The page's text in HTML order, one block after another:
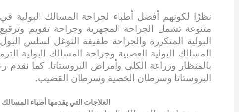
نظرًا لكونهم أفضل أطباء لجراحة المسالك البولية
متنوعة تشمل الجراحة المجهرية وجراحة تقويم
البولية المتكررة والجراحة طفيفة التوغل لسلس
المسالك البولية العصبية وجراحة المسالك البولية
بالمنظار وزراعة الكلى وأمراض البروستاتا. كما
البروستاتا وسرطان الخصية وسرطان القضيب.
العلاجات التي يقدمها أطباء المسالك